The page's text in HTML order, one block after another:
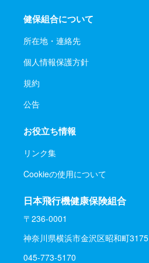
健保組合について
所在地・連絡先
個人情報保護方針
規約
公告
お役立ち情報
リンク集
Cookieの使用について
日本飛行機健康保険組合
〒236-0001
神奈川県横浜市金沢区昭和町3175
045-773-5170